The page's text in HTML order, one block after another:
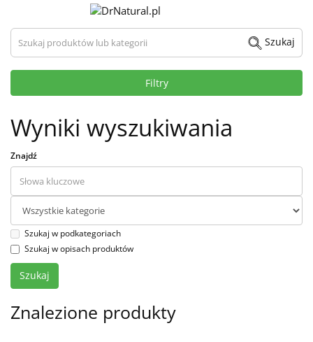
Szukaj produktów lub kategorii Szukaj
Filtry
Wyniki wyszukiwania
Znajdź
Szukaj w podkategoriach
Szukaj w opisach produktów
Znalezione produkty